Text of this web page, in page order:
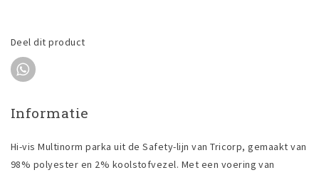
Deel dit product
Informatie
Hi-vis Multinorm parka uit de Safety-lijn van Tricorp, gemaakt van
98% polyester en 2% koolstofvezel. Met een voering van